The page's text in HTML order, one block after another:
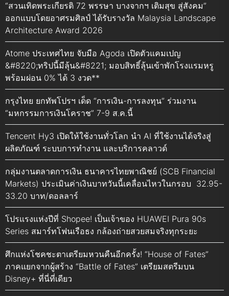
“สวนเทิดพระเกียรติ 72 พรรษา บางจากฯ เติมสุข สู่สังคม”
ออกแบบโดยอาศรมศิลป์ ได้รับรางวัล Malaysia Landscape
Architecture Award 2026
Atome ประเทศไทย จับมือ Agoda เปิดตัวแคมเปญ
&#8220;ทริปนี้มีลุ้น&#8221; มอบสิทธิ์ลุ้นเข้าพักโรงแรมหรู
พร้อมผ่อน 0% ได้ 3 งวด**
กรุงไทย ยกทัพโปรฯ เด็ด “การเงิน-การลงทุน” ร่วมงาน
“มหกรรมการเงินโคราช” 7-9 ส.ค.นี้
Tencent Hy3 เปิดให้ใช้งานทั่วโลก นำ AI ที่ใช้งานได้จริงสู่
ผลิตภัณฑ์ ระบบการทำงาน และบริการคลาวด์
กลุ่มงานตลาดการเงิน ธนาคารไทยพาณิชย์ (SCB Financial
Markets) ประเมินค่าเงินบาทวันนี้เคลื่อนไหวในกรอบ 32.95-
33.20 บาท/ดอลลาร์
โปรแรงแห่งปีที่ Shopee! เป็นเจ้าของ HUAWEI Pura 90s
Series สมาร์ทโฟนเรือธง กล้องถ่ายสวยสมจริงทุกระยะ
ศึกแห่งโชคชะตาเตรียมหวนคืนอีกครั้ง! “House of Fates”
ภาคแยกจากผู้สร้าง “Battle of Fates” เตรียมสตรีมบน
Disney+ ที่นี่ที่เดียว